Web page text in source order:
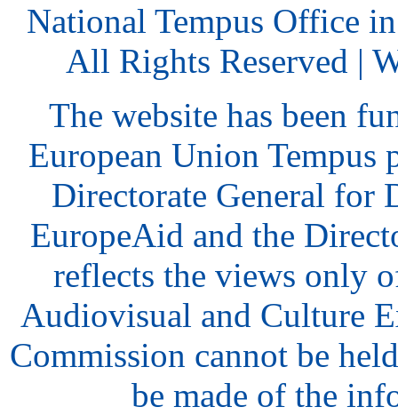
National Tempus Office
All Rights Reserved |
The website has been
European Union Tempus
Directorate General for
EuropeAid and the
reflects the views only
Audiovisual and Culture
Commission cannot be
be made of the